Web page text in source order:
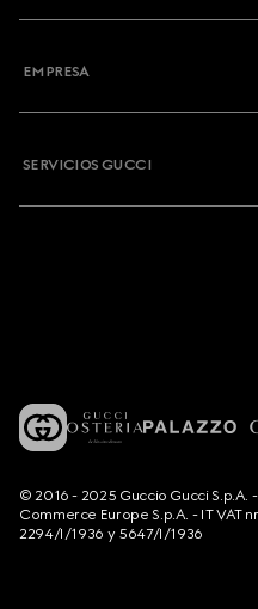
EMPRESA
SERVICIOS GUCCI
© 2016 - 2025 Guccio Gucci S.p.A.
Commerce Europe S.p.A. - IT VAT
2294/I/1936 y 5647/I/1936